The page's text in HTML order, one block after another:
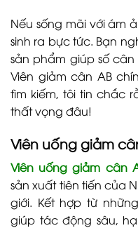
Nếu sống mãi với ám
sinh ra bực tức. Bạn
sản phẩm giúp số
Viên giảm cân AB
tìm kiếm, tôi tin chắc
thất vọng đâu!
Viên uống giảm
Viên uống giảm cân
sản xuất tiên tiến của
giới. Kết hợp từ
giúp tác động sâu,